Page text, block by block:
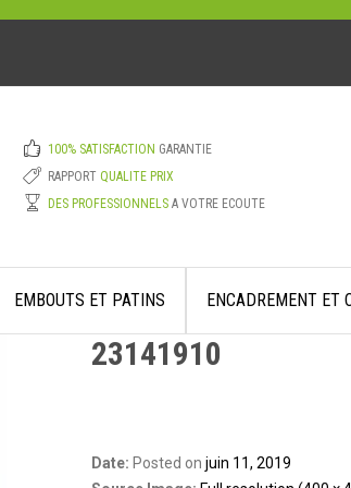
100% SATISFACTION GARANTIE
RAPPORT QUALITE PRIX
DES PROFESSIONNELSA VOTRE ECOUTE
EMBOUTS ET PATINS ENCADREMENT ET
23141910
Date: Posted on juin 11, 2019